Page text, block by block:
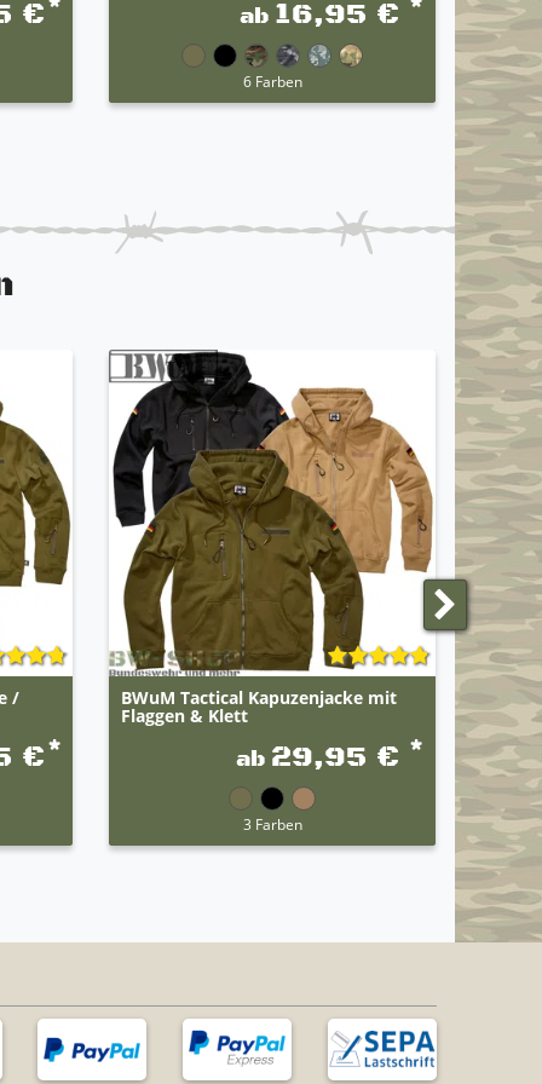
€* ab 16,95 € *
6 Farben
/
€*
BWuM Tactical Kapuzenjacke mit
Flaggen & Klett
ab 29,95 € *
3 Farben